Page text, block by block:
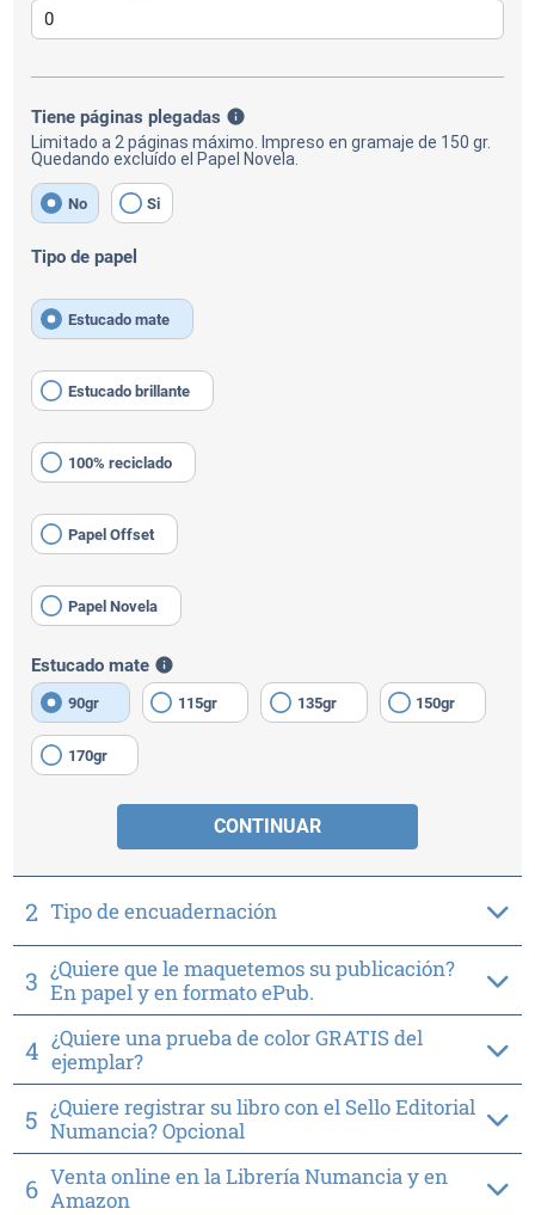
Tiene páginas plegadas info
Limitado a 2 páginas máximo. Impreso en gramaje de 150 gr.
Quedando excluído el Papel Novela.
No Si
Tipo de papel
Estucado mate
Estucado brillante
100% reciclado
Papel Offset
Papel Novela
Estucado mate info
90gr 115gr 135gr 150gr
170gr
CONTINUAR
2 Tipo de encuadernación
3 ¿Quiere que le maquetemos su publicación?
En papel y en formato ePub.
4 ¿Quiere una prueba de color GRATIS del
ejemplar?
5 ¿Quiere registrar su libro con el Sello Editorial
Numancia? Opcional
6 Venta online en la Librería Numancia y en
Amazon